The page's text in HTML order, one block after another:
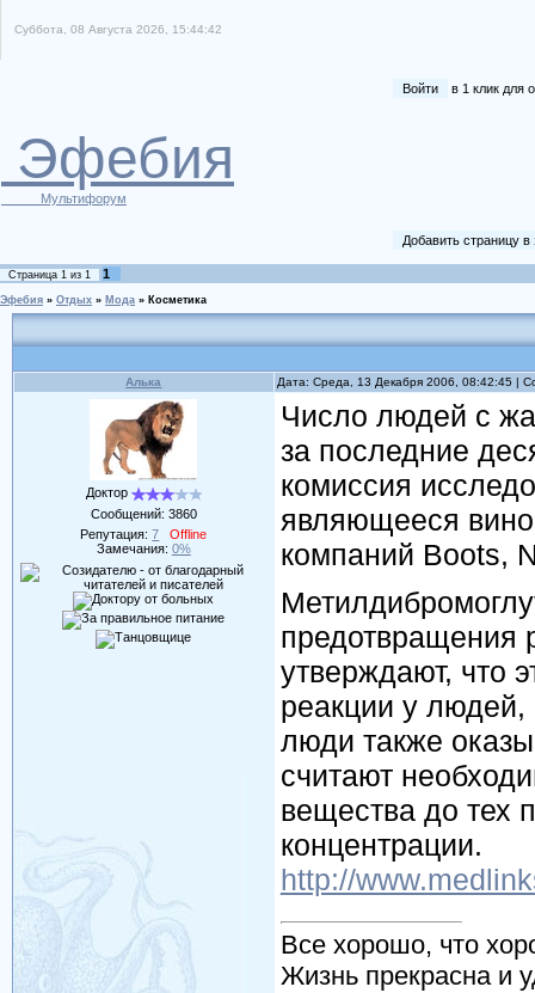
Суббота, 08 Августа 2026, 15:44:42
Войти в 1 клик для
Эфебия
Мультифорум
Добавить страницу
Страница 1 из 1 1
Эфебия » Отдых » Мода » Косметика
Алька Дата: Среда, 13 Декабря 2006, 08:42:45 |
Доктор
Сообщений: 3860
Репутация:7
Offline
Замечания: 0%
Число людей с
за последние
комиссия
являющееся
компаний Boots,
предотвращения
утверждают, что
реакции у
люди также
считают
вещества до тех
концентрации.
http://
Все хорошо, что
Жизнь прекрасна и